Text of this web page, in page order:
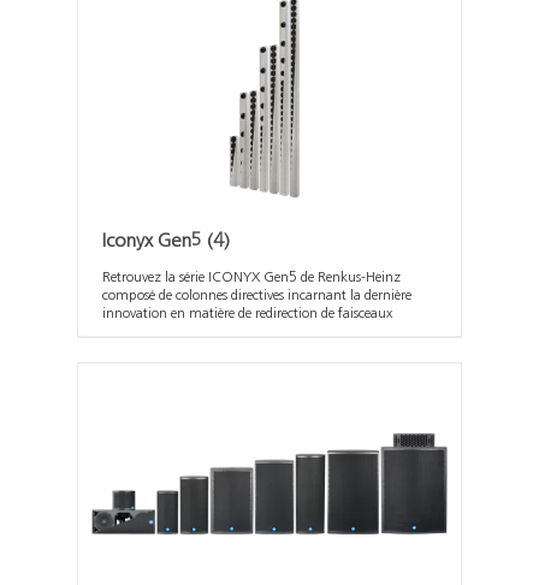
Iconyx Gen5 (4)
Retrouvez la série ICONYX Gen5 de Renkus-Heinz
composé de colonnes directives incarnant la dernière
innovation en matière de redirection de faisceaux